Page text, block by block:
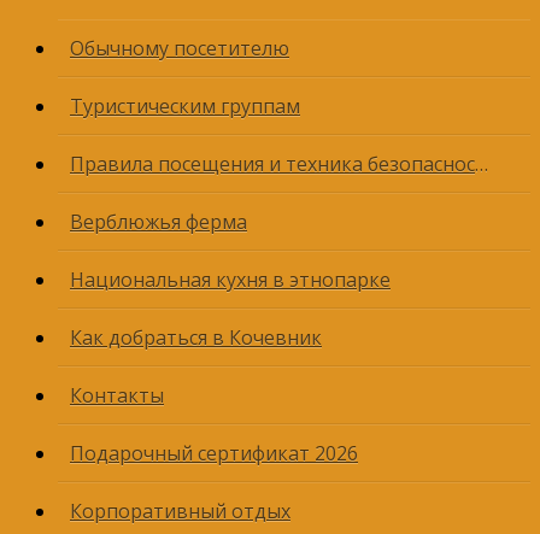
Обычному посетителю
Туристическим группам
Правила посещения и техника безопасности
Верблюжья ферма
Национальная кухня в этнопарке
Как добраться в Кочевник
Контакты
Подарочный сертификат 2026
Корпоративный отдых